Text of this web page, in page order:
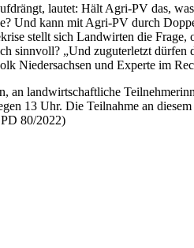
lautet: Hält Agri-PV das,
Und kann mit Agri-PV durch
stellt sich Landwirten die
sinnvoll? „Und zuguterletzt
Niedersachsen und Experte im
an landwirtschaftliche
13 Uhr. Die Teilnahme an
80/2022)